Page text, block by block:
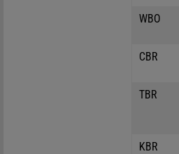
WBO
CBR
TBR
KBR